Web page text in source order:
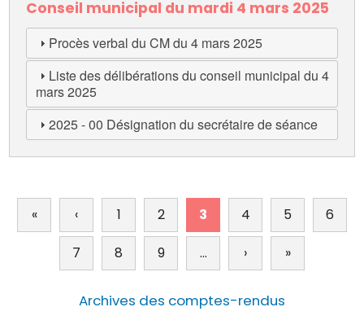
Conseil municipal du mardi 4 mars 2025
Procès verbal du CM du 4 mars 2025
Liste des délibérations du conseil municipal du 4
mars 2025
2025 - 00 Désignation du secrétaire de séance
Pagination
«Première
‹
précédente
1 2 3 4 5 6
7 8 9 … › »Dernière
Archives des comptes-rendus